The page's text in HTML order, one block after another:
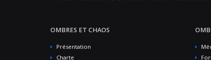
OMBRES ET CHAOS
Présentation
Charte